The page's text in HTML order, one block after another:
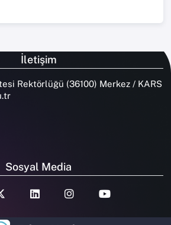
İletişim
Rektörlüğü (36100) Merkez / KARS
Sosyal Media